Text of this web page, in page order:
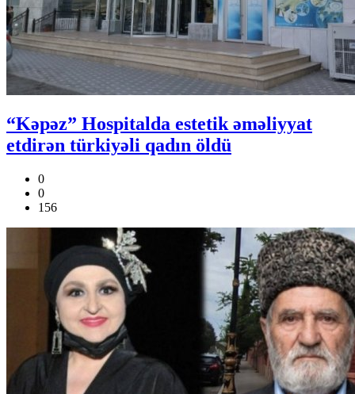
“Kəpəz” Hospitalda estetik əməliyyat
etdirən türkiyəli qadın öldü
0
0
156